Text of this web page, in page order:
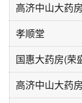
孝顺堂